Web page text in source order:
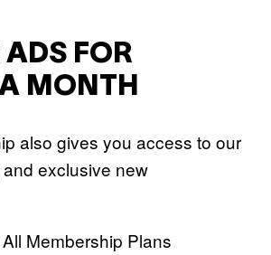
ADS FOR
MONTH
also gives you access to our
exclusive new
Membership Plans